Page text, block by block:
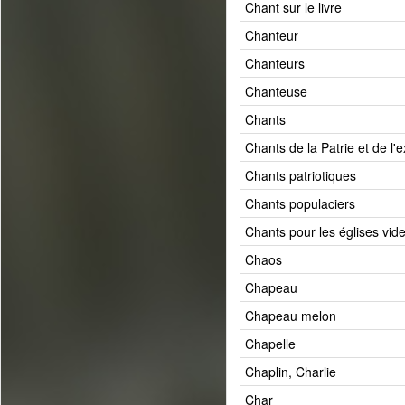
Chant sur le livre
Chanteur
Chanteurs
Chanteuse
Chants
Chants de la Patrie et de
Chants patriotiques
Chants populaciers
Chants pour les églises
Chaos
Chapeau
Chapeau melon
Chapelle
Chaplin, Charlie
Char